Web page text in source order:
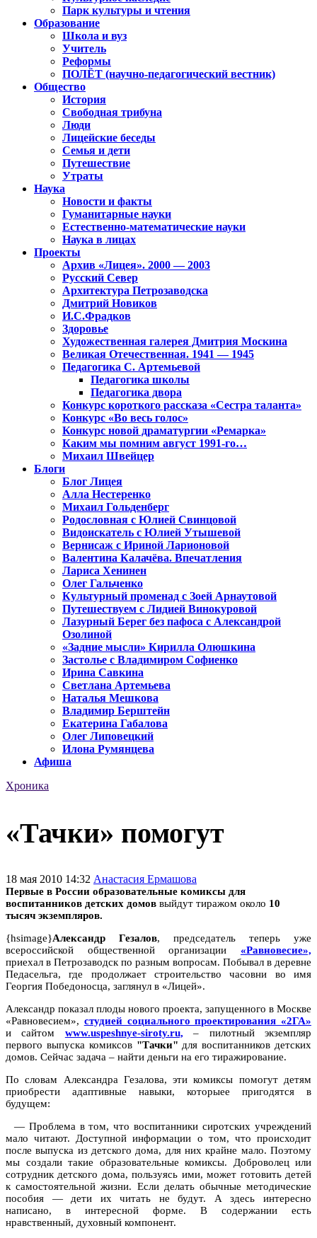
Парк культуры и чтения
Образование
Школа и вуз
Учитель
Реформы
ПОЛЁТ (научно-педагогический вестник)
Общество
История
Свободная трибуна
Люди
Лицейские беседы
Семья и дети
Путешествие
Утраты
Наука
Новости и факты
Гуманитарные науки
Естественно-математические науки
Наука в лицах
Проекты
Архив «Лицея». 2000 — 2003
Русский Север
Архитектура Петрозаводска
Дмитрий Новиков
И.С.Фрадков
Здоровье
Художественная галерея Дмитрия Москина
Великая Отечественная. 1941 — 1945
Педагогика С. Артемьевой
Педагогика школы
Педагогика двора
Конкурс короткого рассказа «Сестра таланта»
Конкурс «Во весь голос»
Конкурс новой драматургии «Ремарка»
Каким мы помним август 1991-го…
Михаил Швейцер
Блоги
Блог Лицея
Алла Нестеренко
Михаил Гольденберг
Родословная с Юлией Свинцовой
Видоискатель с Юлией Утышевой
Вернисаж с Ириной Ларионовой
Валентина Калачёва. Впечатления
Лариса Хенинен
Олег Гальченко
Культурный променад с Зоей Арнаутовой
Путешествуем с Лидией Винокуровой
Лазурный Берег без пафоса с Александрой
Озолиной
«Задние мысли» Кирилла Олюшкина
Застолье с Владимиром Софиенко
Ирина Савкина
Светлана Артемьева
Наталья Мешкова
Владимир Берштейн
Екатерина Габалова
Олег Липовецкий
Илона Румянцева
Афиша
Хроника
«Тачки» помогут
18 мая 2010 14:32 Анастасия Ермашова
Первые в России образовательные комиксы для
воспитанников детских домов выйдут тиражом около 10
тысяч экземпляров.
{hsimage}Александр Гезалов, председатель теперь уже
всероссийской общественной организации «Равновесие»,
приехал в Петрозаводск по разным вопросам. Побывал в деревне
Педасельга, где продолжает строительство часовни во имя
Георгия Победоносца, заглянул в «Лицей».
Александр показал плоды нового проекта, запущенного в Москве
«Равновесием», студией социального проектирования «2ГА»
и сайтом www.uspeshnye-siroty.ru, – пилотный экземпляр
первого выпуска комиксов "Тачки" для воспитанников детских
домов. Сейчас задача – найти деньги на его тиражирование.
По словам Александра Гезалова, эти комиксы помогут детям
приобрести адаптивные навыки, которыее пригодятся в
будущем:
— Проблема в том, что воспитанники сиротских учреждений
мало читают. Доступной информации о том, что происходит
после выпуска из детского дома, для них крайне мало. Поэтому
мы создали такие образовательные комиксы. Доброволец или
сотрудник детского дома, пользуясь ими, может готовить детей
к самостоятельной жизни. Если делать обычные методические
пособия — дети их читать не будут. А здесь интересно
написано, в интересной форме. В содержании есть
нравственный, духовный компонент.